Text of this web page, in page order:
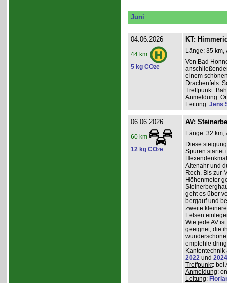
Juni
04.06.2026
44 km
5 kg CO2e
KT:
Länge: 35 km,
Von Bad
einem
Drachenfels.
Treffpunkt:
Anmeldung:
Leitung: Jens
06.06.2026
60 km
12 kg CO2e
AV:
Länge: 32 km,
Diese
Spuren startet
Altenahr und
Rech. Bis zur
Höhenmeter
geht es über
bergauf und
zweite
Felsen
Wie jede AV
geeignet, die
empfehle
2022und 2024
Treffpunkt: bei
Anmeldung:
Leitung: